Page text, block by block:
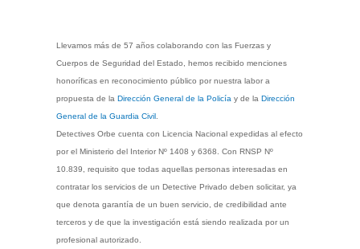
Llevamos más de 57 años colaborando con las Fuerzas y
Cuerpos de Seguridad del Estado, hemos recibido menciones
honoríficas en reconocimiento público por nuestra labor a
propuesta de la Dirección General de la Policía y de la Dirección
General de la Guardia Civil
Detectives Orbe cuenta con Licencia Nacional expedidas al efecto
por el Ministerio del Interior Nº 1408 y 6368. Con RNSP Nº
10.839, requisito que todas aquellas personas interesadas en
contratar los servicios de un Detective Privado deben solicitar, ya
que denota garantía de un buen servicio, de credibilidad ante
terceros y de que la investigación está siendo realizada por un
profesional autorizado.